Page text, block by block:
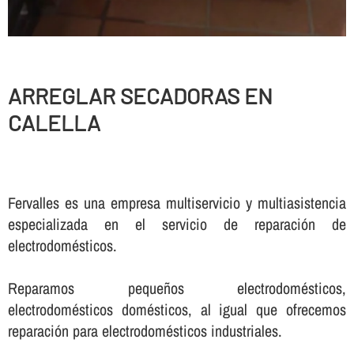
ARREGLAR SECADORAS EN
CALELLA
Fervalles es una empresa multiservicio y multiasistencia
especializada en el servicio de reparación de
electrodomésticos.
Reparamos pequeños electrodomésticos,
electrodomésticos domésticos, al igual que ofrecemos
reparación para electrodomésticos industriales.